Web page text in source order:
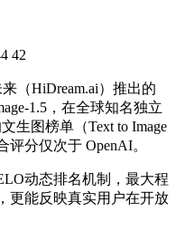
42
（HiDream.ai）推出的
1.5，在全球知名独立
生图榜单（Text to Image
评分仅次于 OpenAI。
动态排名机制，最大程
更能反映真实用户在开放